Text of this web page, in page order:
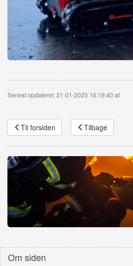
Senest opdateret: 21-01-2025 16:19:40 af
Til forsiden Tilbage
Om siden